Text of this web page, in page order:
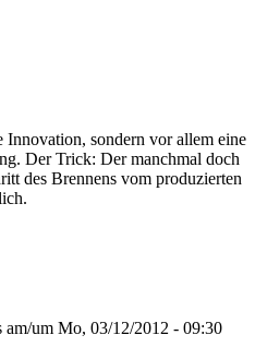
sondern vor allem eine
Der Trick: Der manchmal doch
des Brennens vom produzierten
am/um Mo, 03/12/2012 - 09:30